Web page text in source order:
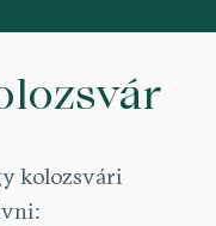
kolozsvári